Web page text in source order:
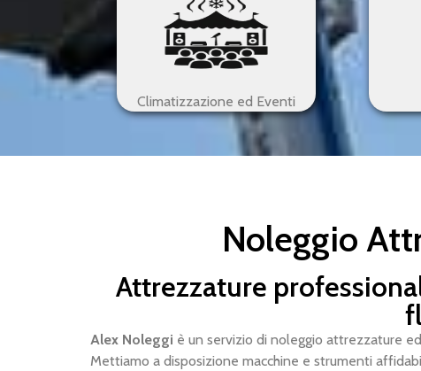
Climatizzazione ed Eventi
Noleggio
Attrezzature
Alex Noleggi è un servizio di noleggio attrezzature
Mettiamo a disposizione macchine e strumenti